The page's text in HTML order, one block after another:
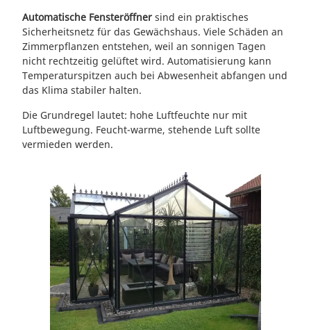
Automatische Fensteröffner sind ein praktisches
Sicherheitsnetz für das Gewächshaus. Viele Schäden an
Zimmerpflanzen entstehen, weil an sonnigen Tagen
nicht rechtzeitig gelüftet wird. Automatisierung kann
Temperaturspitzen auch bei Abwesenheit abfangen und
das Klima stabiler halten.
Die Grundregel lautet: hohe Luftfeuchte nur mit
Luftbewegung. Feucht-warme, stehende Luft sollte
vermieden werden.